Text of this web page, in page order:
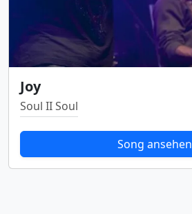
Joy
Soul II Soul
Song ansehen